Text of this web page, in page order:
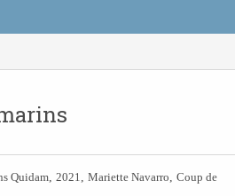
Quidam, 2021 Mariette Navarro
Coup de